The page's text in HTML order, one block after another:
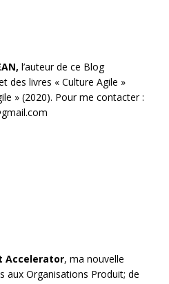
l’auteur de ce Blog
des livres « Culture Agile »
» (2020). Pour me contacter :
Accelerator, ma nouvelle
aux Organisations Produit; de